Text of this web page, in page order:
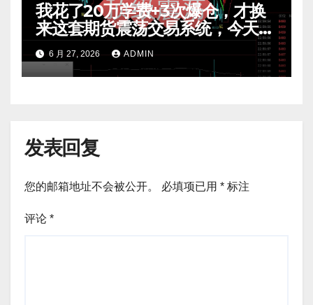
我花了20万学费+3次爆仓，才换
来这套期货震荡交易系统，今天免
费公开核心逻辑
6 月 27, 2026 ADMIN
发表回复
您的邮箱地址不会被公开。 必填项已用 * 标注
评论 *